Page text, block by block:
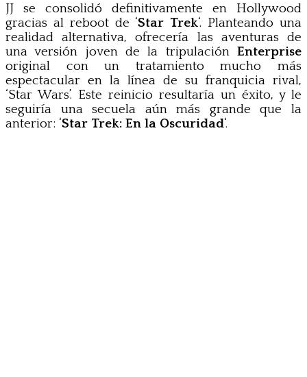
JJ se consolidó definitivamente en Hollywood
gracias al reboot de ‘Star Trek‘. Planteando una
realidad alternativa, ofrecería las aventuras de
una versión joven de la tripulación Enterprise
original con un tratamiento mucho más
espectacular en la línea de su franquicia rival,
‘Star Wars’. Este reinicio resultaría un éxito, y le
seguiría una secuela aún más grande que la
anterior: ‘Star Trek: En la Oscuridad‘.